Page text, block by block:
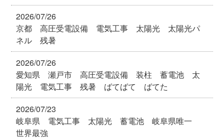
2026/07/26
京都 高圧受電設備 電気工事 太陽光 太陽光パ
ネル 残暑
2026/07/26
愛知県 瀬戸市 高圧受電設備 装柱 蓄電池 太
陽光 電気工事 残暑 ばてばて ばてた
2026/07/23
岐阜県 電気工事 太陽光 蓄電池 岐阜県唯一
世界最強